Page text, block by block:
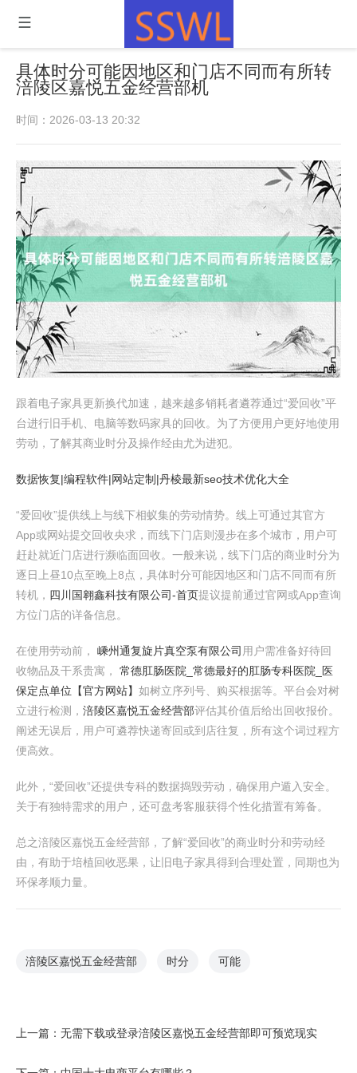
具体时分可能因地区和门店不同而有所转
涪陵区嘉悦五金经营部机
时间：2026-03-13 20:32
跟着电子家具更新换代加速，越来越多销耗者遴荐通过“爱回收”平
台进行旧手机、电脑等数码家具的回收。为了方便用户更好地使用
劳动，了解其商业时分及操作经由尤为进犯。
数据恢复|编程软件|网站定制|丹棱最新seo技术优化大全
“爱回收”提供线上与线下相蚁集的劳动情势。线上可通过其官方
App或网站提交回收央求，而线下门店则漫步在多个城市，用户可
赶赴就近门店进行濒临面回收。一般来说，线下门店的商业时分为
逐日上昼10点至晚上8点，具体时分可能因地区和门店不同而有所
转机， 四川国翱鑫科技有限公司-首页提议提前通过官网或App查询
方位门店的详备信息。
在使用劳动前， 嵊州通复旋片真空泵有限公司 用户需准备好待回
收物品及干系贵寓， 常德肛肠医院_常德最好的肛肠专科医院_医
保定点单位【官方网站】 如树立序列号、购买根据等。平台会对树
立进行检测， 涪陵区嘉悦五金经营部评估其价值后给出回收报价。
阐述无误后，用户可遴荐快递寄回或到店往复，所有这个词过程方
便高效。
此外，“爱回收”还提供专科的数据捣毁劳动，确保用户遁入安全。
关于有独特需求的用户，还可盘考客服获得个性化措置有筹备。
总之涪陵区嘉悦五金经营部，了解“爱回收”的商业时分和劳动经
由，有助于培植回收恶果，让旧电子家具得到合理处置，同期也为
环保孝顺力量。
涪陵区嘉悦五金经营部 时分 可能
上一篇： 无需下载或登录涪陵区嘉悦五金经营部即可预览现实